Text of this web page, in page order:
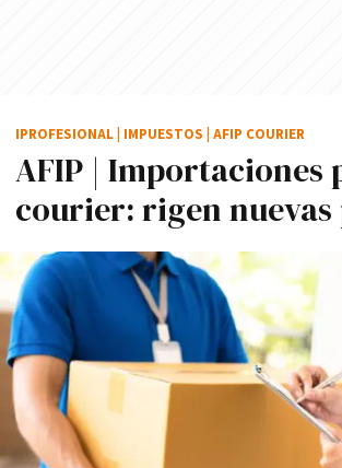
AFIP | Importaciones
courier: rigen nuevas
IPROFESIONAL IMPUESTOS AFIP COURIER